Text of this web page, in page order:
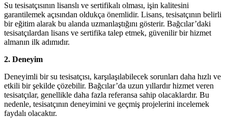
Su tesisatçısının lisanslı ve sertifikalı olması, işin kalitesini
garantilemek açısından oldukça önemlidir. Lisans, tesisatçının belirli
bir eğitim alarak bu alanda uzmanlaştığını gösterir. Bağcılar’daki
tesisatçılardan lisans ve sertifika talep etmek, güvenilir bir hizmet
almanın ilk adımıdır.
2. Deneyim
Deneyimli bir su tesisatçısı, karşılaşılabilecek sorunları daha hızlı ve
etkili bir şekilde çözebilir. Bağcılar’da uzun yıllardır hizmet veren
tesisatçılar, genellikle daha fazla referansa sahip olacaklardır. Bu
nedenle, tesisatçının deneyimini ve geçmiş projelerini incelemek
faydalı olacaktır.